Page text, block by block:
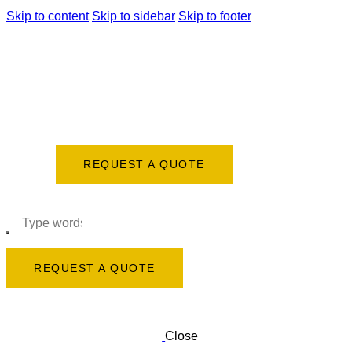
Skip to content Skip to sidebar Skip to footer
REQUEST A QUOTE
REQUEST A QUOTE
Close